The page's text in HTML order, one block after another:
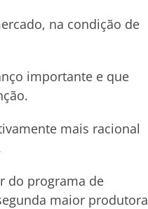
na condição de
importante e que
mais racional
do programa de
maior produtora